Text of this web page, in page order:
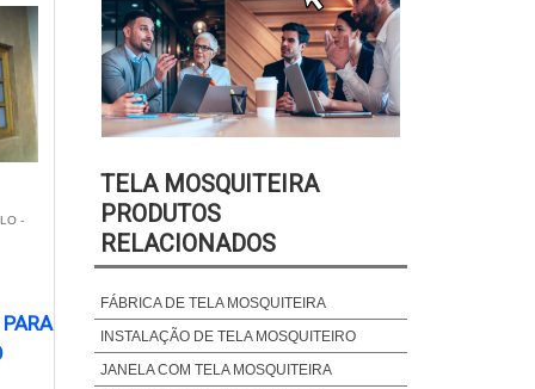
-
TELA MOSQUITEIRA
PRODUTOS
RELACIONADOS
FÁBRICA DE TELA MOSQUITEIRA
INSTALAÇÃO DE TELA MOSQUITEIRO
JANELA COM TELA MOSQUITEIRA